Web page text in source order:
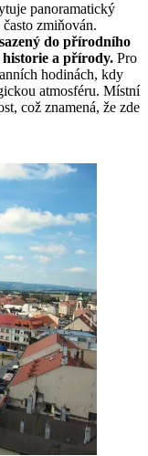
panoramatický
zmiňován.
do přírodního
a přírody. Pro
hodinách, kdy
atmosféru. Místní
což znamená, že zde